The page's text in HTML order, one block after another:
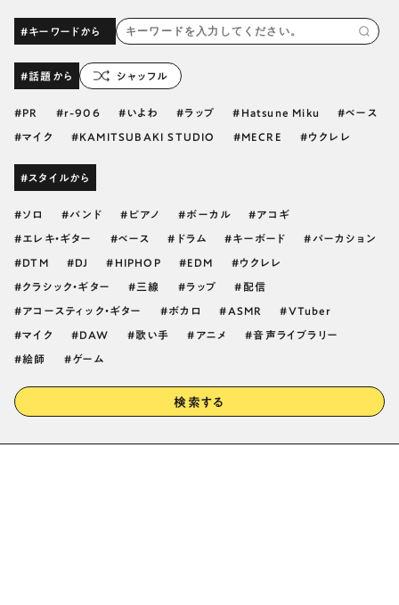
#キーワードから
#話題から シャッフル
PR r-906 いよわ ラップ Hatsune Miku ベース
マイク KAMITSUBAKI STUDIO MECRE ウクレレ
#スタイルから
ソロ バンド ピアノ ボーカル アコギ
エレキ・ギター ベース ドラム キーボード パーカション
DTM DJ HIPHOP EDM ウクレレ
クラシック・ギター 三線 ラップ 配信
アコースティック・ギター ボカロ ASMR VTuber
マイク DAW 歌い手 アニメ 音声ライブラリー
絵師 ゲーム
検索する